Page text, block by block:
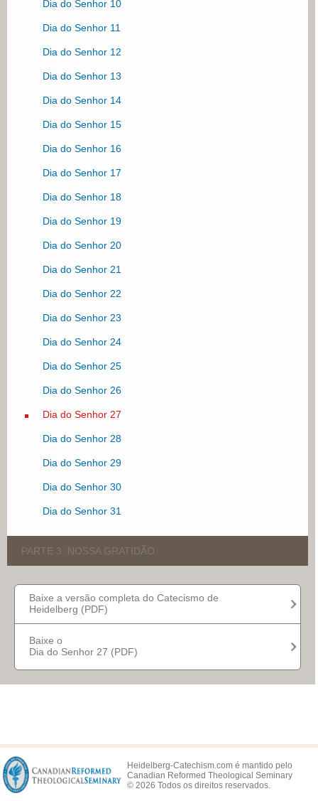
Dia do Senhor 10
Dia do Senhor 11
Dia do Senhor 12
Dia do Senhor 13
Dia do Senhor 14
Dia do Senhor 15
Dia do Senhor 16
Dia do Senhor 17
Dia do Senhor 18
Dia do Senhor 19
Dia do Senhor 20
Dia do Senhor 21
Dia do Senhor 22
Dia do Senhor 23
Dia do Senhor 24
Dia do Senhor 25
Dia do Senhor 26
Dia do Senhor 27
Dia do Senhor 28
Dia do Senhor 29
Dia do Senhor 30
Dia do Senhor 31
PARTE 3: NOSSA GRATIDÃO
Dia do Senhor 32
Dia do Senhor 33
Dia do Senhor 35
Dia do Senhor 36
Dia do Senhor 40
Baixe a versão completa do Catecismo de
Heidelberg (PDF)
Baixe o
Dia do Senhor 27 (PDF)
Heidelberg-Catechism.com é mantido pelo
Canadian Reformed Theological Seminary
© 2026 Todos os direitos reservados.